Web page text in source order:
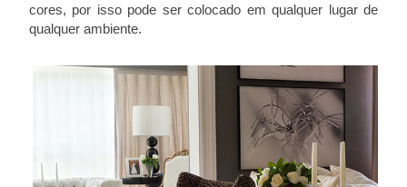
cores, por isso pode ser colocado em qualquer lugar de
qualquer ambiente.